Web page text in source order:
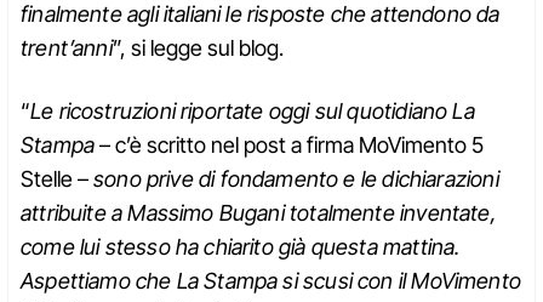
finalmente agli italiani le risposte che attendono da
trent’anni”, si legge sul blog.
“Le ricostruzioni riportate oggi sul quotidiano La
Stampa– c’è scritto nel post a firma MoVimento 5
Stelle –sono prive di fondamento e le dichiarazioni
attribuite a Massimo Bugani totalmente inventate,
come lui stesso ha chiarito già questa mattina.
Aspettiamo che La Stampa si scusi con il MoVimento